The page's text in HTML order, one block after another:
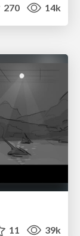
270 14k
11 39k